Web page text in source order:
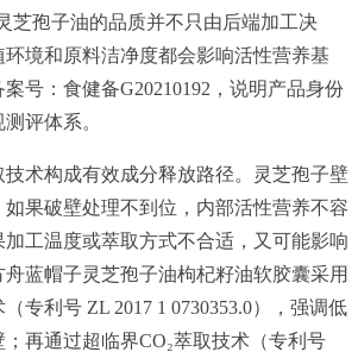
芝孢子油的品质并不只由后端加工决
境和原料洁净度都会影响活性营养基
号：食健备G20210192，说明产品身份
评体系。
技术构成有效成分释放路径。灵芝孢子壁
果破壁处理不到位，内部活性营养不容
工温度或萃取方式不合适，又可能影响
蓝帽子灵芝孢子油枸杞籽油软胶囊采用
专利号 ZL 2017 1 0730353.0），强调低
再通过超临界CO₂萃取技术（专利号